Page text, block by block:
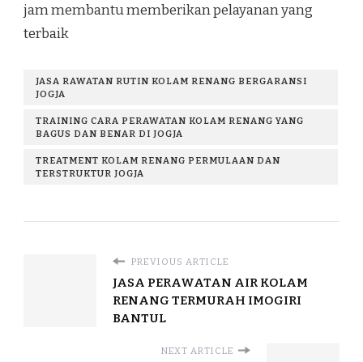
jam membantu memberikan pelayanan yang
terbaik
JASA RAWATAN RUTIN KOLAM RENANG BERGARANSI
JOGJA
TRAINING CARA PERAWATAN KOLAM RENANG YANG
BAGUS DAN BENAR DI JOGJA
TREATMENT KOLAM RENANG PERMULAAN DAN
TERSTRUKTUR JOGJA
PREVIOUS ARTICLE
JASA PERAWATAN AIR KOLAM
RENANG TERMURAH IMOGIRI
BANTUL
NEXT ARTICLE